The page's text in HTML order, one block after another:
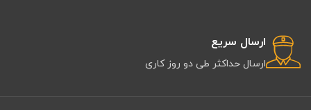
ارسال سریع
ارسال حداکثر طی دو روز کاری